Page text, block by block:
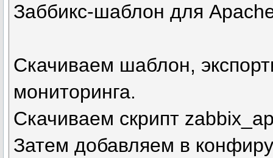
Заббикс-шаблон для
Скачиваем шаблон,
мониторинга.
Скачиваем скрипт
Затем добавляем в